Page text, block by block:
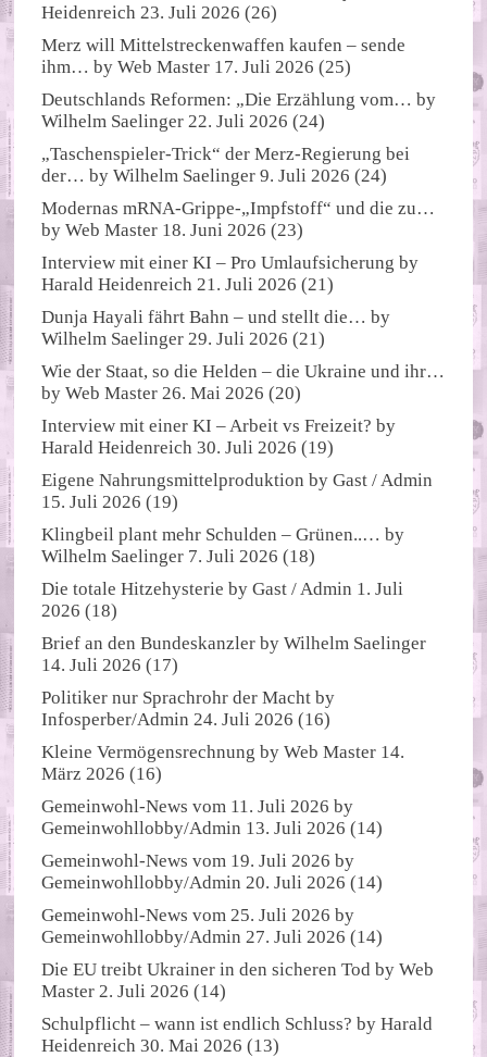
Heidenreich 23. Juli 2026 (26)
Merz will Mittelstreckenwaffen kaufen – sende
ihm… byWeb Master 17. Juli 2026 (25)
Deutschlands Reformen: „Die Erzählung vom… by
Wilhelm Saelinger 22. Juli 2026 (24)
„Taschenspieler-Trick“ der Merz-Regierung bei
der… byWilhelm Saelinger 9. Juli 2026 (24)
Modernas mRNA-Grippe-„Impfstoff“ und die zu…
byWeb Master 18. Juni 2026 (23)
Interview mit einer KI – Pro Umlaufsicherung by
Harald Heidenreich 21. Juli 2026 (21)
Dunja Hayali fährt Bahn – und stellt die… by
Wilhelm Saelinger 29. Juli 2026 (21)
Wie der Staat, so die Helden – die Ukraine und ihr…
byWeb Master 26. Mai 2026 (20)
Interview mit einer KI – Arbeit vs Freizeit? by
Harald Heidenreich 30. Juli 2026 (19)
Eigene Nahrungsmittelproduktion byGast / Admin
15. Juli 2026 (19)
Klingbeil plant mehr Schulden – Grünen..… by
Wilhelm Saelinger 7. Juli 2026 (18)
Die totale Hitzehysterie byGast / Admin 1. Juli
2026 (18)
Brief an den Bundeskanzler byWilhelm Saelinger
14. Juli 2026 (17)
Politiker nur Sprachrohr der Macht by
Infosperber/Admin 24. Juli 2026 (16)
Kleine Vermögensrechnung byWeb Master 14.
März 2026 (16)
Gemeinwohl-News vom 11. Juli 2026 by
Gemeinwohllobby/Admin 13. Juli 2026 (14)
Gemeinwohl-News vom 19. Juli 2026 by
Gemeinwohllobby/Admin 20. Juli 2026 (14)
Gemeinwohl-News vom 25. Juli 2026 by
Gemeinwohllobby/Admin 27. Juli 2026 (14)
Die EU treibt Ukrainer in den sicheren Tod byWeb
Master 2. Juli 2026 (14)
Schulpflicht – wann ist endlich Schluss? byHarald
Heidenreich 30. Mai 2026 (13)